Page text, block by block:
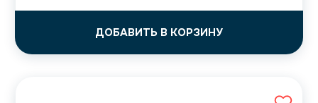
ДОБАВИТЬ В КОРЗИНУ